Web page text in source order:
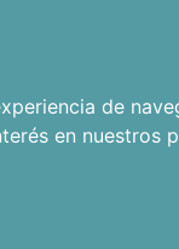
de
en nuestros